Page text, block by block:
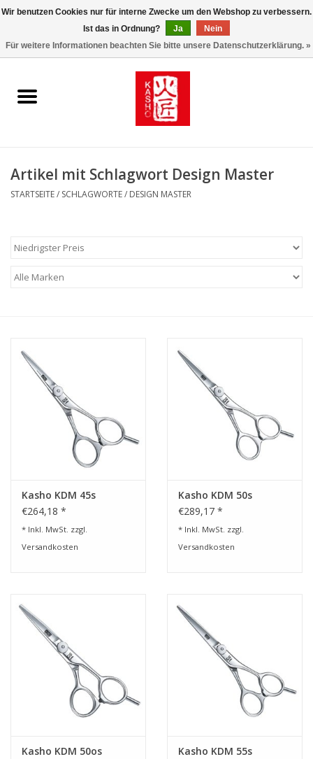
Kasho World Since 1908
Lemonwax_Moonbrush
KENT.SALON Brushes
zu den besten Preisen
Kasho Desinfektion-
Scherenpflege
Geschenkgutscheine
Artikel mit Schlagwort Design Master
STARTSEITE/ SCHLAGWORTE/ DESIGN MASTER
Kasho KDM 45s
€264,18 *
* Inkl. MwSt. zzgl.
Versandkosten
Kasho KDM 50s
€289,17 *
* Inkl. MwSt. zzgl.
Versandkosten
Kasho KDM 50os
Kasho KDM 55s
Wir benutzen Cookies nur für interne Zwecke um den Webshop zu verbessern.
Ist das in Ordnung?
Ja
Nein
Für weitere Informationen beachten Sie bitte unsere Datenschutzerklärung. »